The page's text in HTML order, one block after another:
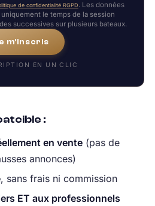
de confidentialité RGPD. Les données
le temps de la session
successives sur plusieurs bateaux.
m'inscris
EN UN CLIC
:
en vente(pas de
annonces)
, sans frais ni commission
ET aux professionnels